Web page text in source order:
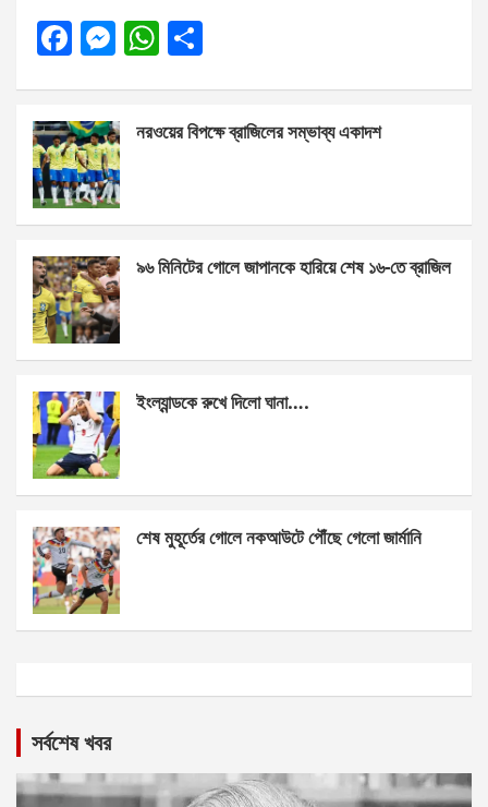
F
b
o
o
k
M
n
g
er
W
s
p
e
নরওয়ের বিপক্ষে ব্রাজিলের সম্ভাব্য একাদশ
৯৬ মিনিটের গোলে জাপানকে হারিয়ে শেষ ১৬-তে ব্রাজিল
ইংল্যান্ডকে রুখে দিলো ঘানা….
শেষ মুহূর্তের গোলে নকআউটে পৌঁছে গেলো জার্মানি
সর্বশেষ খবর